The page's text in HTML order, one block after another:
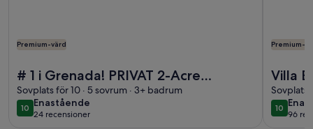
Premium-värd
# 1 i Grenada! PRIVAT 2-Acre
Waterfront Retreat m / Tennisbana,
hushållning!
Sovplats för 10 · 5 sovrum · 3+ badrum
1010 av 10
Enastående
enastående
24 recensioner
(24 recensioner)
Premium-
Villa
Living
Sovplats
1010 av 10
96
(96